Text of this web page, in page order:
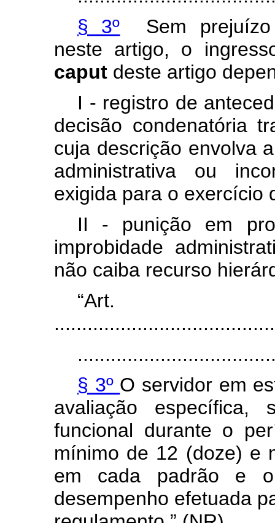
§ 3º
Sem
prejuízo
neste artigo, o
caput deste artigo
I - registro de
decisão condenatória
cuja descrição envolva a
administrativa
ou
exigida para o exercício
II
- punição em
improbidade
não caiba recurso
“Art.
§ 3º O servidor em
avaliação
específica,
funcional durante o
mínimo de 12 (doze) e
em
cada padrão e
o
desempenho efetuada